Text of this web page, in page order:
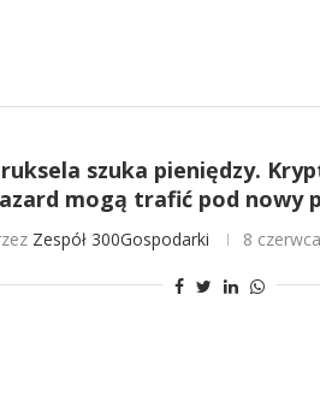
szuka pieniędzy.
mogą trafić pod nowy
Zespół 300Gospodarki 8